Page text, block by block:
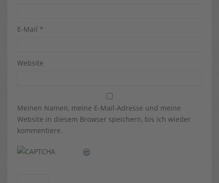
E-Mail *
Website
Meinen Namen, meine E-Mail-Adresse und meine
Website in diesem Browser speichern, bis ich wieder
kommentiere.